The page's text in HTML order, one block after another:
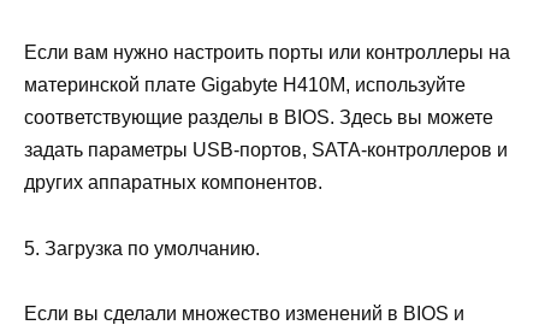
Если вам нужно настроить порты или контроллеры на
материнской плате Gigabyte H410M, используйте
соответствующие разделы в BIOS. Здесь вы можете
задать параметры USB-портов, SATA-контроллеров и
других аппаратных компонентов.
5. Загрузка по умолчанию.
Если вы сделали множество изменений в BIOS и